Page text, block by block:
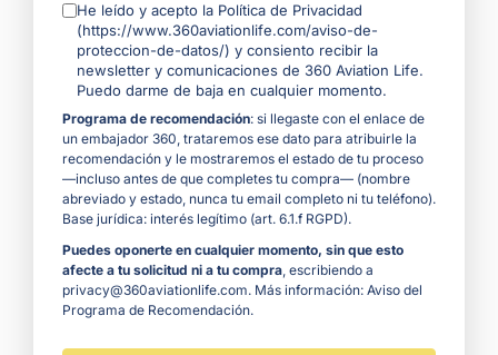
He leído y acepto la Política de Privacidad
(https://www.360aviationlife.com/aviso-de-
proteccion-de-datos/) y consiento recibir la
newsletter y comunicaciones de 360 Aviation Life.
Puedo darme de baja en cualquier momento.
Programa de recomendación: si llegaste con el enlace de
un embajador 360, trataremos ese dato para atribuirle la
recomendación y le mostraremos el estado de tu proceso
—incluso antes de que completes tu compra— (nombre
abreviado y estado, nunca tu email completo ni tu teléfono).
Base jurídica: interés legítimo (art. 6.1.f RGPD).
Puedes oponerte en cualquier momento, sin que esto
afecte a tu solicitud ni a tu compra, escribiendo a
privacy@360aviationlife.com. Más información: Aviso del
Programa de Recomendación.